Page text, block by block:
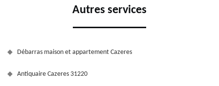
Autres services
Débarras maison et appartement Cazeres
Antiquaire Cazeres 31220